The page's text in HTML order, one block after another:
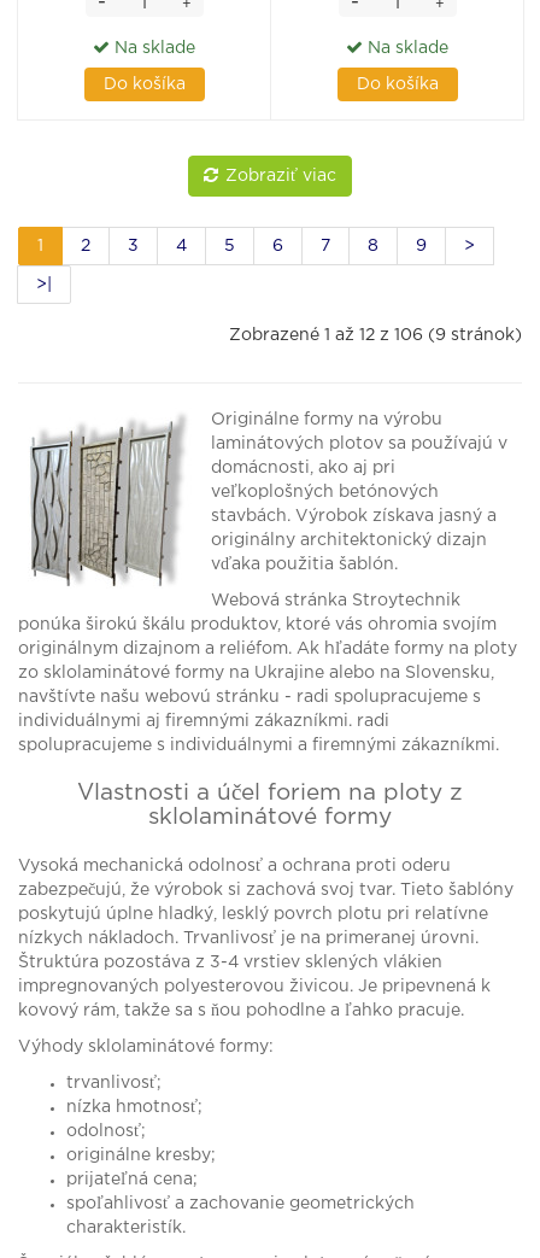
+
Na sklade
Do košíka
+
Na sklade
Do košíka
Zobraziť viac
2 3 4 5 6 7 8 9 >
>|
Zobrazené 1 až 12 z 106 (9 stránok)
Originálne formy na výrobu
laminátových plotov sa používajú v
domácnosti, ako aj pri
veľkoplošných betónových
stavbách. Výrobok získava jasný a
originálny architektonický dizajn
vďaka použitia šablón.
Webová stránka Stroytechnik
ponúka širokú škálu produktov, ktoré vás ohromia svojím
originálnym dizajnom a reliéfom. Ak hľadáte formy na ploty
zo sklolaminátové formy na Ukrajine alebo na Slovensku,
navštívte našu webovú stránku - radi spolupracujeme s
individuálnymi aj firemnými zákazníkmi. radi
spolupracujeme s individuálnymi a firemnými zákazníkmi.
Vlastnosti a účel foriem na ploty z
sklolaminátové formy
Vysoká mechanická odolnosť a ochrana proti oderu
zabezpečujú, že výrobok si zachová svoj tvar. Tieto šablóny
poskytujú úplne hladký, lesklý povrch plotu pri relatívne
nízkych nákladoch. Trvanlivosť je na primeranej úrovni.
Štruktúra pozostáva z 3-4 vrstiev sklených vlákien
impregnovaných polyesterovou živicou. Je pripevnená k
kovový rám, takže sa s ňou pohodlne a ľahko pracuje.
Výhody sklolaminátové formy:
trvanlivosť;
nízka hmotnosť;
odolnosť;
originálne kresby;
prijateľná cena;
spoľahlivosť a zachovanie geometrických
charakteristík.